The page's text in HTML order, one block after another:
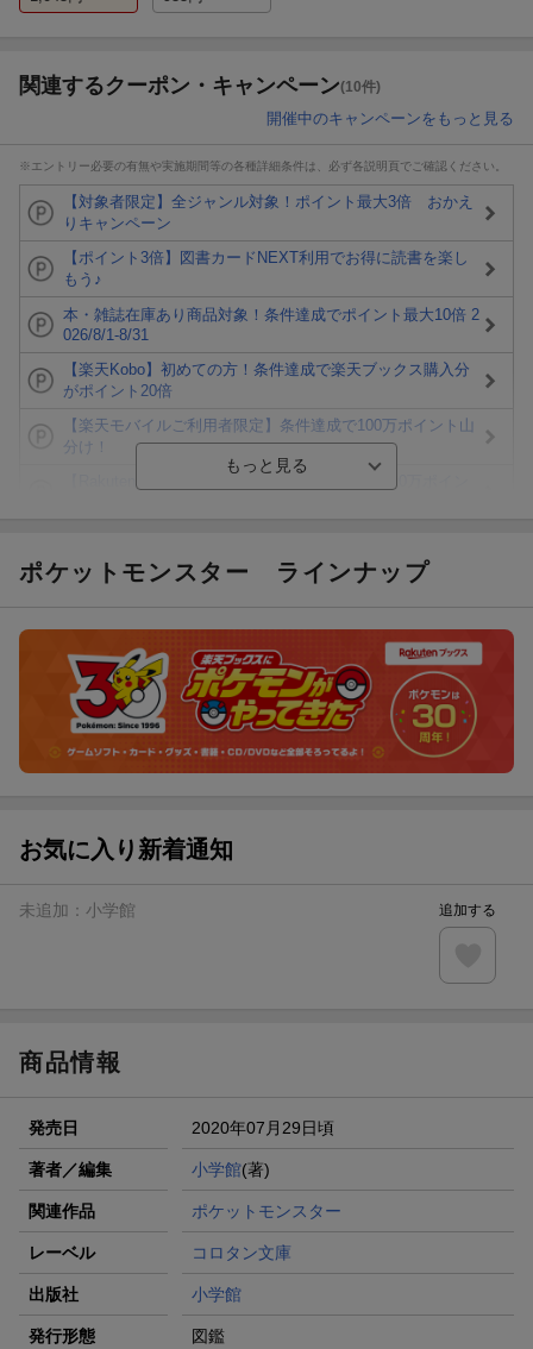
関連するクーポン・キャンペーン(10件)
開催中のキャンペーンをもっと見る
※エントリー必要の有無や実施期間等の各種詳細条件は、必ず各説明頁でご確認ください。
【対象者限定】全ジャンル対象！ポイント最大3倍 おかえ
りキャンペーン
【ポイント3倍】図書カードNEXT利用でお得に読書を楽し
もう♪
本・雑誌在庫あり商品対象！条件達成でポイント最大10倍 2
026/8/1-8/31
【楽天Kobo】初めての方！条件達成で楽天ブックス購入分
がポイント20倍
【楽天モバイルご利用者限定】条件達成で100万ポイント山
分け！
楽天モバイル紹介キャンペーンの拡散で300円OFFクーポン
進呈
条件達成で楽天限定・宝塚歌劇 宙組貸切公演ペアチケット
が当たる
ポケットモンスター ラインナップ
お気に入り新着通知
未追加： 小学館 追加する
商品情報
発売日 2020年07月29日頃
著者／編集 小学館(著)
関連作品 ポケットモンスター
レーベル コロタン文庫
出版社 小学館
発行形態 図鑑